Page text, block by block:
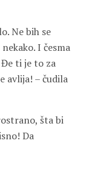
Ne bih se
I česma
ti je to za
avlija! – čudila
šta bi
Da